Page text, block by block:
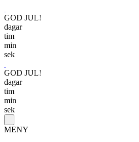
GOD JUL!
dagar
tim
min
sek
GOD JUL!
dagar
tim
min
sek
MENY